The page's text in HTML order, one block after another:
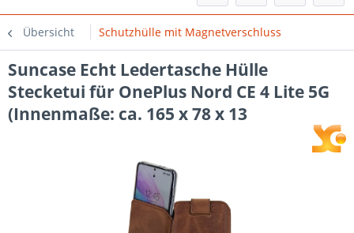
Übersicht Schutzhülle mit Magnetverschluss
Suncase Echt Ledertasche Hülle
Stecketui für OnePlus Nord CE 4 Lite 5G
(Innenmaße: ca. 165 x 78 x 13